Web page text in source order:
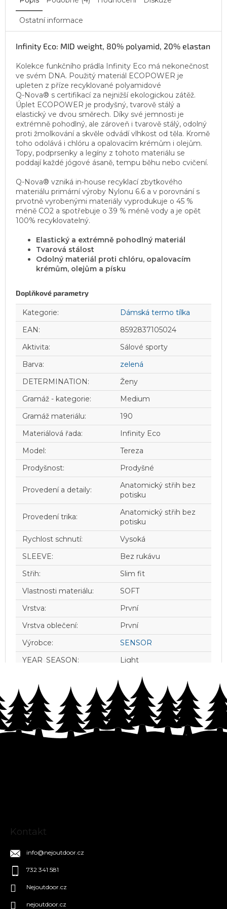
Ostatní informace
Infinity Eco: MID weight, 80% polyamid, 20% elastan
Kolekce funkčního prádla Infinity Eco má nekonečnost
ve svém DNA. Použitý materiál ECOPOWER je
upleten z příze recyklované polyamidové
Q-Nova® s certifikací za nejnižší ekologickou zátěž.
Úplet ECOPOWER je prodyšný, tvarově stálý a
elastický ve dvou směrech. Díky své jemnosti je
extrémně pohodlný, ale zároveň i tvarově stálý, odolný
proti žmolkování a skvěle odvádí vlhkost od těla. Kromě
toho odolává i chlóru a opalovacím krémům i olejům.
Topy, podprsenky a legíny z tohoto materiálu se
poddají každé jógové ásaně, tempu běhu nebo cvičení.
Q-Nova® vzniká in-house recyklací zbytkového
materiálu primární výroby Nylonu 6.6 a v porovnání s
prvotně vyrobenými materiály vyprodukuje o 45 %
méně CO2 a spotřebuje o 39 % méně vody a je opět
100% recyklovatelný.
Elastický a extrémně pohodlný materiál
Tvarová stálost
Odolný materiál proti chlóru, opalovacím
krémům, olejům a písku
Doplňkové parametry
Kategorie:
Dámská termo tílka
EAN:
8592837105024
Aktivita:
Sálové sporty
Barva:
zelená
DETERMINATION:
Ženy
Gramáž - kategorie:
Medium
Gramáž materiálu:
190
Materiálová řada:
Infinity Eco
Model:
Tereza
Prodyšnost: Prodyšné
Provedení a detaily:
Anatomický střih bez
potisku
Provedení trika:
Anatomický střih bez
potisku
Rychlost schnutí:
Vysoká
SLEEVE:
Bez rukávu
Střih:
Slim fit
Vlastnosti materiálu:
SOFT
Vrstva:
První
Vrstva oblečení:
První
Výrobce:
SENSOR
YEAR_SEASON: Light
Z
Kontakt
info@nejoutdoor.cz
732 341 581
Nejoutdoor.cz
nejoutdoor.cz